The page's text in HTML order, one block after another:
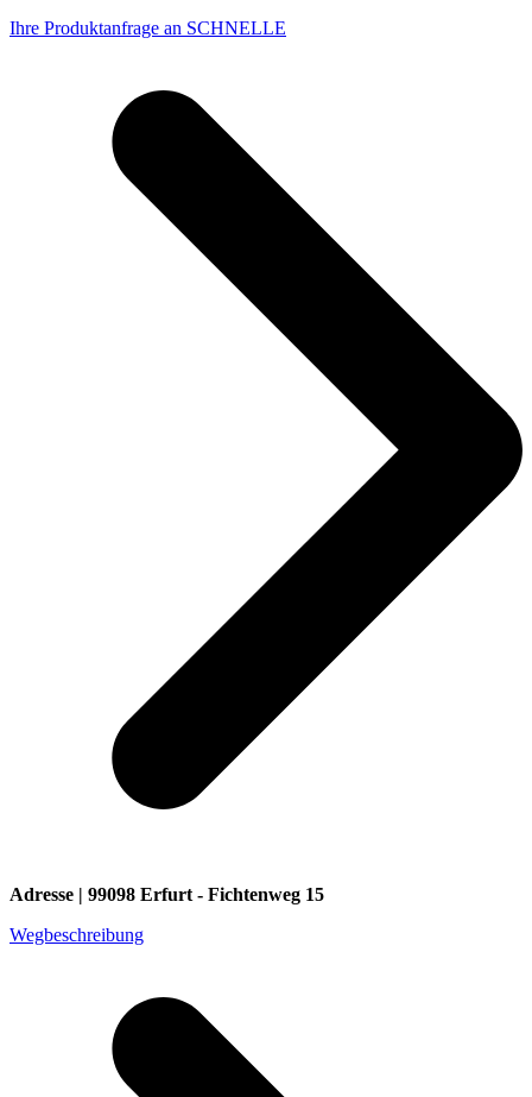
Ihre Produktanfrage an SCHNELLE
Adresse | 99098 Erfurt - Fichtenweg 15
Wegbeschreibung